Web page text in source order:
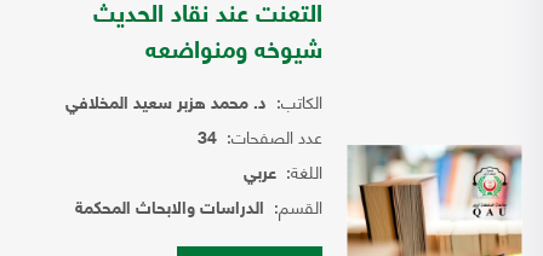
التعنت عند نقاد الحديث
شيوخه ومنواضعه
الكاتب: د. محمد هزبر سعيد المخلافي
عدد الصفحات: 34
اللغة: عربي
القسم: الدراسات والابحاث المحكمة